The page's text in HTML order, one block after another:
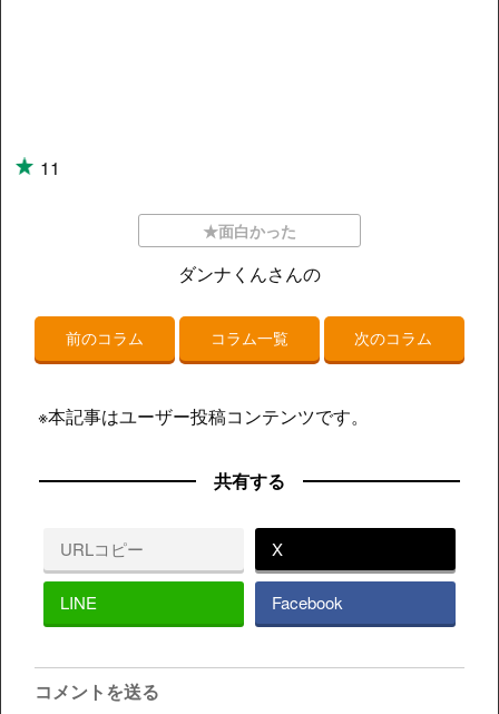
11
★面白かった
ダンナくんさんの
前のコラム コラム一覧 次のコラム
※本記事はユーザー投稿コンテンツです。
共有する
URLコピー X
LINE Facebook
コメントを送る